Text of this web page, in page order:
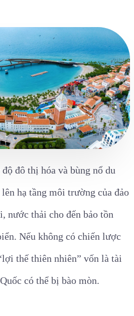
đô thị hóa và bùng nổ du
hạ tầng môi trường của đảo
nước thải cho đến bảo tồn
Nếu không có chiến lược
thế thiên nhiên” vốn là tài
có thể bị bào mòn.